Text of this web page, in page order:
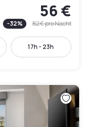
56 €
-32% 82 €pro Nacht
17h - 23h